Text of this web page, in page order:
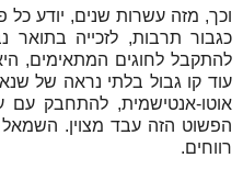
וכך, מזה עשרות שנים, יודע
כגבור תרבות, לזכייה
להתקבל לחוגים המתאימים,
עוד קו גבול בלתי נראה של
אוטו-אנטישמית, להתחבק עם
הפשוט הזה עבד מצוין.
רווחים.